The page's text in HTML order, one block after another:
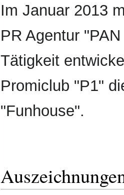
Im Januar 2013
PR Agentur
Tätigkeit
Promiclub "P1"
"Funhouse".